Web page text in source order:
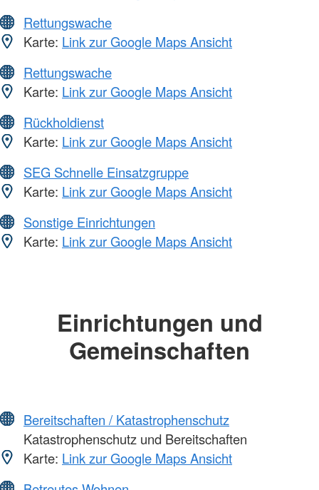
Rettungswache
Karte: Link zur Google Maps Ansicht
Rettungswache
Karte: Link zur Google Maps Ansicht
Rückholdienst
Karte: Link zur Google Maps Ansicht
SEG Schnelle Einsatzgruppe
Karte: Link zur Google Maps Ansicht
Sonstige Einrichtungen
Karte: Link zur Google Maps Ansicht
Einrichtungen und
Gemeinschaften
Bereitschaften / Katastrophenschutz
Katastrophenschutz und Bereitschaften
Karte: Link zur Google Maps Ansicht